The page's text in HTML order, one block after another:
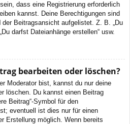
dass eine Registrierung erforderlich
kannst. Deine Berechtigungen sind
Beitragsansicht aufgelistet. Z. B. „Du
darfst Dateianhänge erstellen“ usw.
bearbeiten oder löschen?
Moderator bist, kannst du nur deine
löschen. Du kannst einen Beitrag
Beitrag“-Symbol für den
eventuell ist dies nur für einen
Erstellung möglich. Wenn bereits